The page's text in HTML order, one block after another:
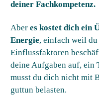
deiner Fachkompetenz.
Aber es kostet dich ein
Energie, einfach weil
Einflussfaktoren
deine Aufgaben auf, ein
musst du dich nicht mit
guttun belasten.